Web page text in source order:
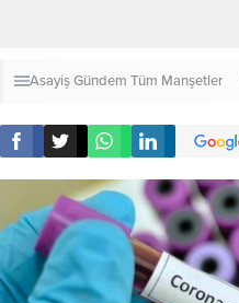
AsayişGündem Tüm Manşetler